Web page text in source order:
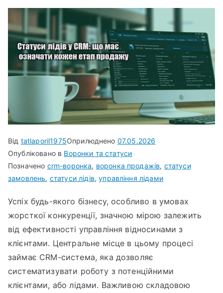
Від tatlaporil1975Оприлюднено 07.05.2026
Опубліковано в Воронки та статуси
Позначено crm-воронка, воронка продажів, статуси
замовлень, статуси лідів,управління лідами
Успіх будь-якого бізнесу, особливо в умовах
жорсткої конкуренції, значною мірою залежить
від ефективності управління відносинами з
клієнтами. Центральне місце в цьому процесі
займає CRM-система, яка дозволяє
систематизувати роботу з потенційними
клієнтами, або лідами. Важливою складовою